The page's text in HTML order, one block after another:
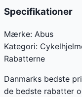
Specifikationer
Mærke: Abus
Kategori:
Rabatterne
Danmarks bedste
de bedste rabatter